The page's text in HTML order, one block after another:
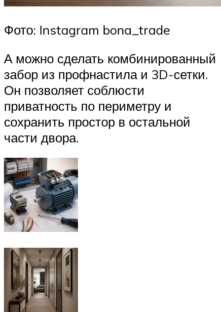
Фото: Instagram bona_trade
А можно сделать комбинированный
забор из профнастила и 3D-сетки.
Он позволяет соблюсти
приватность по периметру и
сохранить простор в остальной
части двора.